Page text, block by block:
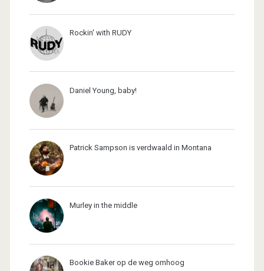
Rockin' with RUDY
Daniel Young, baby!
Patrick Sampson is verdwaald in Montana
Murley in the middle
Bookie Baker op de weg omhoog